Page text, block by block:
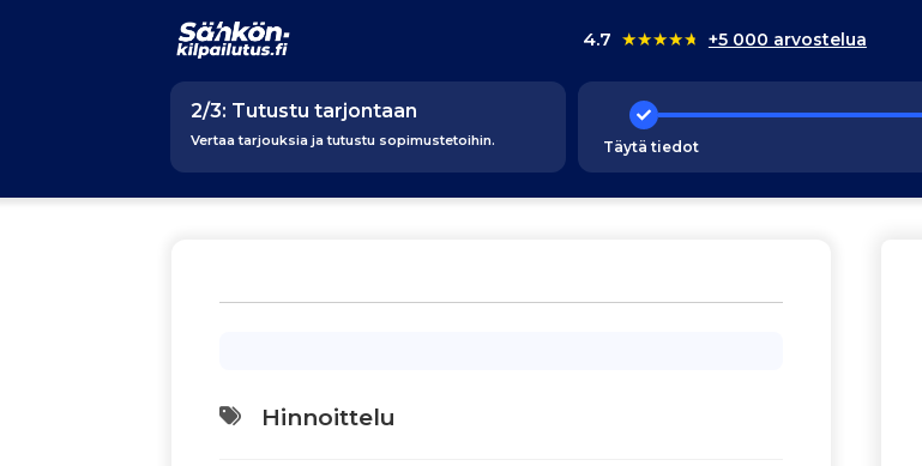
4.7 ★★★★★ +5 000 arvostelua
2/3: Tutustu tarjontaan
Vertaa tarjouksia ja tutustu sopimustetoihin. Täytä tiedot
Hinnoittelu